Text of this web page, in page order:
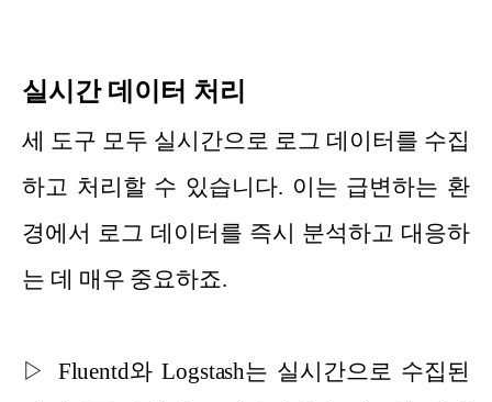
실시간 데이터 처리
세 도구 모두 실시간으로 로그 데이터를 수집
하고 처리할 수 있습니다. 이는 급변하는 환
경에서 로그 데이터를 즉시 분석하고 대응하
는 데 매우 중요하죠.
▷ Fluentd와 Logstash는 실시간으로 수집된